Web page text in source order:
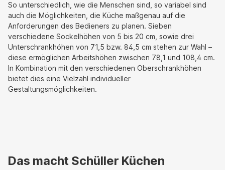
So unterschiedlich, wie die Menschen sind, so variabel sind
auch die Möglichkeiten, die Küche maßgenau auf die
Anforderungen des Bedieners zu planen. Sieben
verschiedene Sockelhöhen von 5 bis 20 cm, sowie drei
Unterschrankhöhen von 71,5 bzw. 84,5 cm stehen zur Wahl –
diese ermöglichen Arbeitshöhen zwischen 78,1 und 108,4 cm.
In Kombination mit den verschiedenen Oberschrankhöhen
bietet dies eine Vielzahl individueller
Gestaltungsmöglichkeiten.
Das macht Schüller Küchen